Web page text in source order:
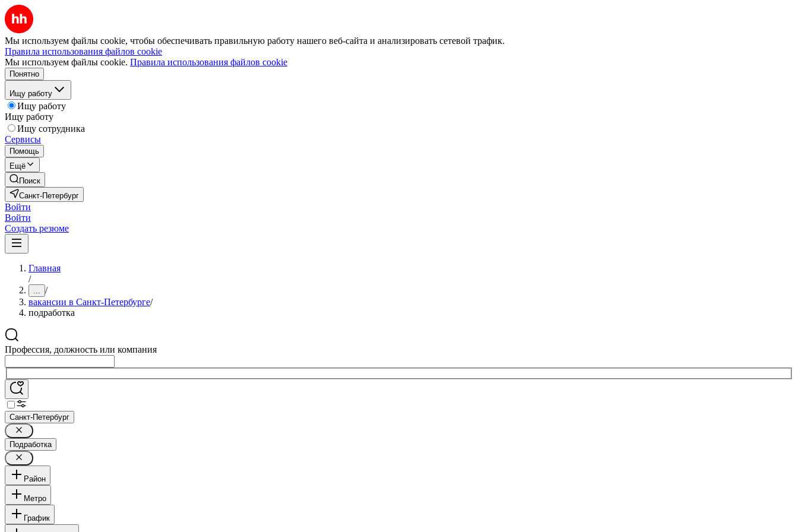
Мы используем файлы cookie, чтобы обеспечивать правильную работу нашего веб-сайта и анализировать сетевой трафик.
Правила использования файлов cookie
Мы используем файлы cookie. Правила использования файлов cookie
Понятно
Ищу работу
Ищу работу
Ищу работу
Ищу сотрудника
Сервисы
Помощь
Ещё
Поиск
Санкт-Петербург
Войти
Войти
Создать резюме
Главная
/
... /
вакансии в Санкт-Петербурге/
подработка
Профессия, должность или компания
Санкт-Петербург
Подработка
Район
Метро
График